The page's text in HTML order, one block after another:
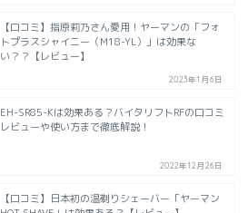
【口コミ】指原莉乃さん愛用！ヤーマンの「フォ
トプラスシャイニー（M18-YL）」は効果な
い？？【レビュー】
2023年1月6日
EH-SR85-Kは効果ある？バイタリフトRFの口コミ
レビューや使い方まで徹底解説！
2022年12月26日
【口コミ】日本初の温剃りシェーバー「ヤーマン